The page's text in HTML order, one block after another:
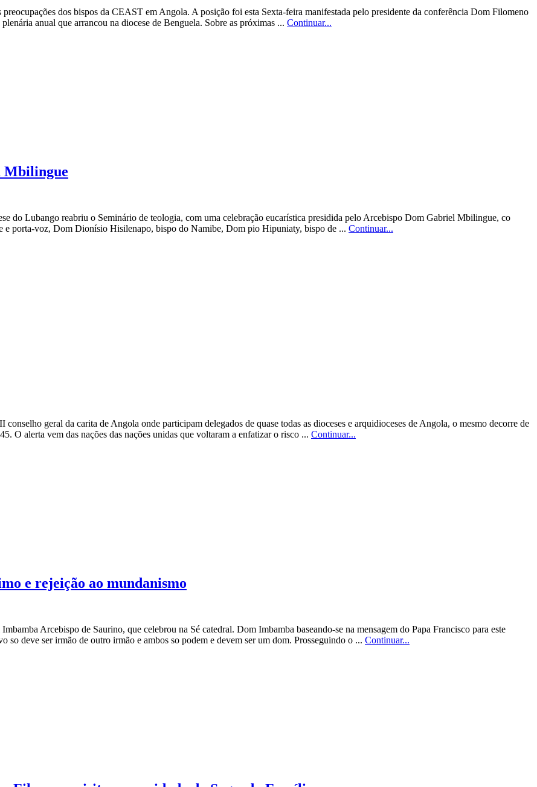
dos bispos da CEAST em Angola. A posição foi esta Sexta-feira manifestada pelo presidente da conferência Dom Filomeno
anual que arrancou na diocese de Benguela. Sobre as próximas ... Continuar...
Mbilingue
do Lubango reabriu o Seminário de teologia, com uma celebração eucarística presidida pelo Arcebispo Dom Gabriel Mbilingue, co
e porta-voz, Dom Dionísio Hisilenapo, bispo do Namibe, Dom pio Hipuniaty, bispo de ... Continuar...
geral da carita de Angola onde participam delegados de quase todas as dioceses e arquidioceses de Angola, o mesmo decorre de
O alerta vem das nações das nações unidas que voltaram a enfatizar o risco ... Continuar...
e rejeição ao mundanismo
Arcebispo de Saurino, que celebrou na Sé catedral. Dom Imbamba baseando-se na mensagem do Papa Francisco para este
deve ser irmão de outro irmão e ambos so podem e devem ser um dom. Prosseguindo o ... Continuar...